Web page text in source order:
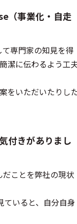
（事業化・自走
専門家の知見を得
潔に伝わるよう工
をいただいたりし
付きがありまし
ことを弊社の現状
ていると、自分自身